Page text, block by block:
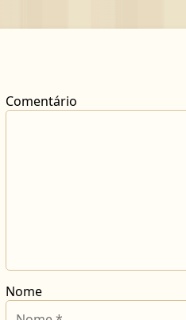
Comentário
Nome